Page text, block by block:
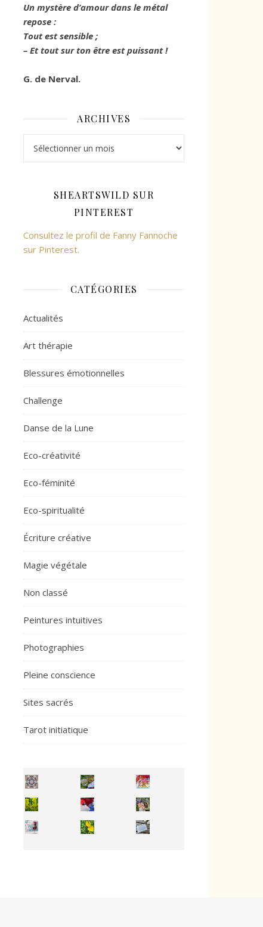
Un mystère d’amour dans le métal
repose :
Tout est sensible ;
– Et tout sur ton être est puissant !
G. de Nerval.
ARCHIVES
SHEARTSWILD SUR
PINTEREST
Consultez le profil de Fanny Fannoche
sur Pinterest.
CATÉGORIES
Actualités
Art thérapie
Blessures émotionnelles
Challenge
Danse de la Lune
Eco-créativité
Eco-féminité
Eco-spiritualité
Écriture créative
Magie végétale
Non classé
Peintures intuitives
Photographies
Pleine conscience
Sites sacrés
Tarot initiatique
Inhabit your body and understand its
You're
50/50 OR 100/100 ? The day after Ascension, w